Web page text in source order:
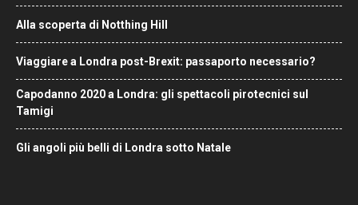
Alla scoperta di Notthing Hill
Viaggiare a Londra post-Brexit: passaporto necessario?
Capodanno 2020 a Londra: gli spettacoli pirotecnici sul
Tamigi
Gli angoli più belli di Londra sotto Natale